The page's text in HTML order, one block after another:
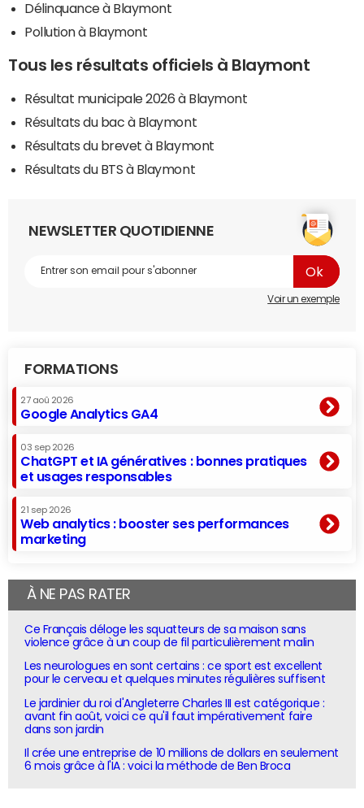
Délinquance à Blaymont
Pollution à Blaymont
Tous les résultats officiels à Blaymont
Résultat municipale 2026 à Blaymont
Résultats du bac à Blaymont
Résultats du brevet à Blaymont
Résultats du BTS à Blaymont
NEWSLETTER QUOTIDIENNE
Voir un exemple
FORMATIONS
27 aoû 2026
Google Analytics GA4
03 sep 2026
ChatGPT et IA génératives : bonnes pratiques
et usages responsables
21 sep 2026
Web analytics : booster ses performances
marketing
À NE PAS RATER
Ce Français déloge les squatteurs de sa maison sans
violence grâce à un coup de fil particulièrement malin
Les neurologues en sont certains : ce sport est excellent
pour le cerveau et quelques minutes régulières suffisent
Le jardinier du roi d'Angleterre Charles III est catégorique :
avant fin août, voici ce qu'il faut impérativement faire
dans son jardin
Il crée une entreprise de 10 millions de dollars en seulement
6 mois grâce à l'IA : voici la méthode de Ben Broca